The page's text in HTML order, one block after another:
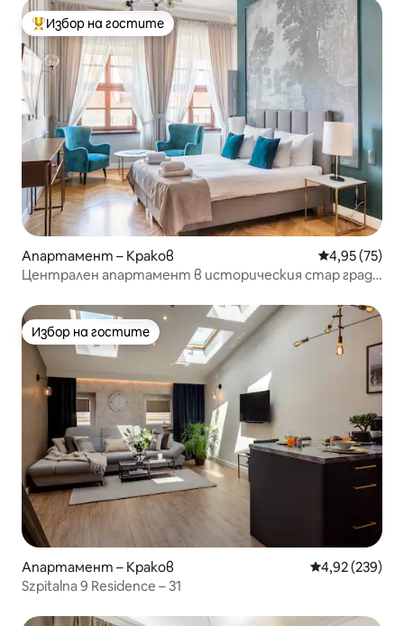
Най-популярен избор на гостите
Избор на гостите
Апартамент – Краков Средна
4,95 (75)
Централен апартамент в историческия стар град
Избор на гостите
Избор на гостите
Апартамент – Краков Средна
4,92 (239)
Szpitalna 9 Residence – 31